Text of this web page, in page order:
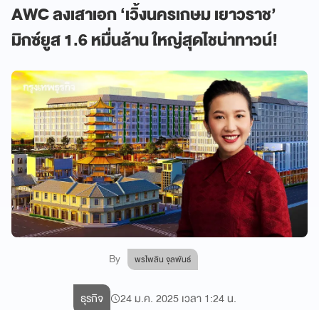
AWC ลงเสาเอก ‘เวิ้งนครเกษม เยาวราช’
มิกซ์ยูส 1.6 หมื่นล้าน ใหญ่สุดไชน่าทาวน์!
By พรไพลิน จุลพันธ์
ธุรกิจ 24 ม.ค. 2025 เวลา 1:24 น.